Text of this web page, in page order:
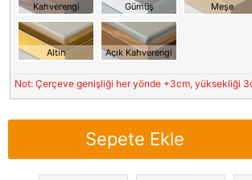
Kahverengi Gümüş Meşe
Altın Açık Kahverengi
Not: Çerçeve genişliği her yönde +3cm, yüksekliği
Sepete Ekle